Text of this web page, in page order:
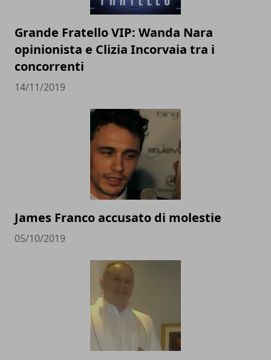
Grande Fratello VIP: Wanda Nara
opinionista e Clizia Incorvaia tra i
concorrenti
14/11/2019
James Franco accusato di molestie
05/10/2019